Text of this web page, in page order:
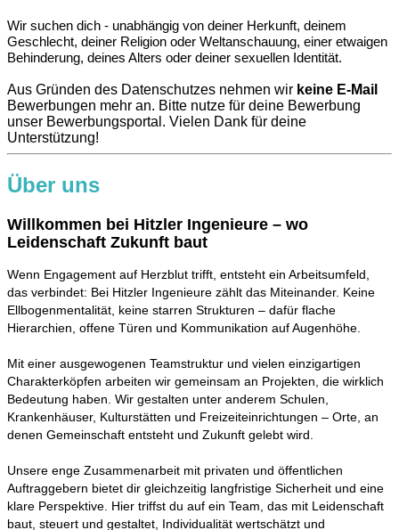
Wir suchen dich - unabhängig von deiner Herkunft, deinem
Geschlecht, deiner Religion oder Weltanschauung, einer etwaigen
Behinderung, deines Alters oder deiner sexuellen Identität.
Aus Gründen des Datenschutzes nehmen wir keine E-Mail
Bewerbungen mehr an. Bitte nutze für deine Bewerbung
unser Bewerbungsportal. Vielen Dank für deine
Unterstützung!
Über uns
Willkommen bei Hitzler Ingenieure – wo
Leidenschaft Zukunft baut
Wenn Engagement auf Herzblut trifft, entsteht ein Arbeitsumfeld,
das verbindet: Bei Hitzler Ingenieure zählt das Miteinander. Keine
Ellbogenmentalität, keine starren Strukturen – dafür flache
Hierarchien, offene Türen und Kommunikation auf Augenhöhe.
Mit einer ausgewogenen Teamstruktur und vielen einzigartigen
Charakterköpfen arbeiten wir gemeinsam an Projekten, die wirklich
Bedeutung haben. Wir gestalten unter anderem Schulen,
Krankenhäuser, Kulturstätten und Freizeiteinrichtungen – Orte, an
denen Gemeinschaft entsteht und Zukunft gelebt wird.
Unsere enge Zusammenarbeit mit privaten und öffentlichen
Auftraggebern bietet dir gleichzeitig langfristige Sicherheit und eine
klare Perspektive. Hier triffst du auf ein Team, das mit Leidenschaft
baut, steuert und gestaltet, Individualität wertschätzt und